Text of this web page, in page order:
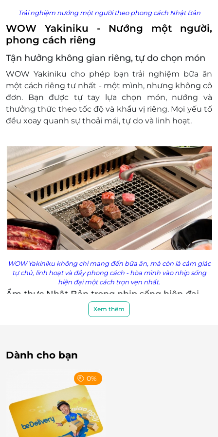
Trải nghiệm nướng một người theo phong cách Nhật Bản
WOW Yakiniku - Nướng một người,
phong cách riêng
Tận hưởng không gian riêng, tự do chọn món
WOW Yakiniku cho phép bạn trải nghiệm bữa ăn
một cách riêng tư nhất - một mình, nhưng không cô
đơn. Bạn được tự tay lựa chọn món, nướng và
thưởng thức theo tốc độ và khẩu vị riêng. Mọi yếu tố
đều xoay quanh sự thoải mái, tự do và linh hoạt.
WOW Yakiniku không chỉ mang đến bữa ăn, mà còn là cảm giác
tự chủ, linh hoạt và đầy phong cách - hòa mình vào nhịp sống
hiện đại một cách trọn vẹn nhất.
Ẩm thực Nhật Bản trong nhịp sống hiện đại
Lấy cảm hứng từ nhịp sống nhanh, WOW Yakiniku
điểm đến cho những ai muốn vừa thư giãn, vừa ăn
Xem thêm
Dành cho bạn
0%